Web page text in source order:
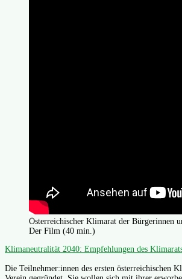
Österreichischer Klimarat der Bürgerinnen
Der Film (40 min.)
Klimaneutralität 2040: Empfehlungen des Klimarats
Die Teilnehmer:innen des ersten österreichischen